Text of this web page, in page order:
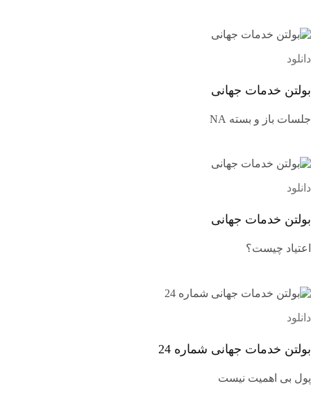
دانلود
بولتن خدمات جهانی
جلسات باز و بسته NA
دانلود
بولتن خدمات جهانی
اعتیاد چیست؟
دانلود
بولتن خدمات جهانی شماره 24
پول بی اهمیت نیست